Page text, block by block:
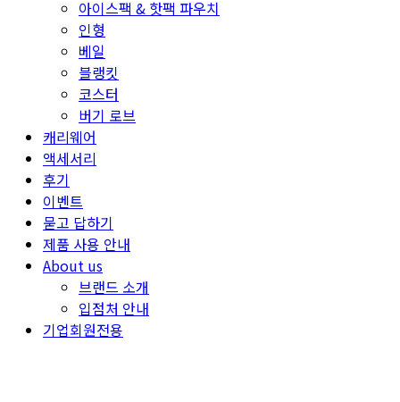
아이스팩 & 핫팩 파우치
인형
베일
블랭킷
코스터
버기 로브
캐리웨어
액세서리
후기
이벤트
묻고 답하기
제품 사용 안내
About us
브랜드 소개
입점처 안내
기업회원전용